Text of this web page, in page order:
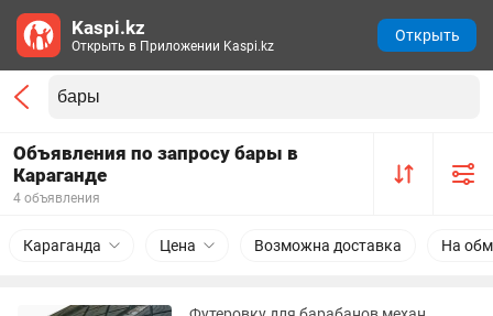
Объявления по запросу бары в
Караганде
4 объявления
Караганда Цена Возможна доставка На
Kaspi.kz
Открыть в Приложении Kaspi.kz
Открыть